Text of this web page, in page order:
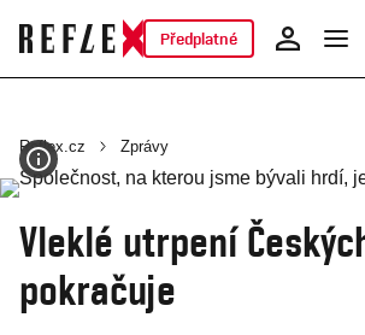
Předplatné
Reflex.cz Zprávy
Vleklé utrpení
pokračuje